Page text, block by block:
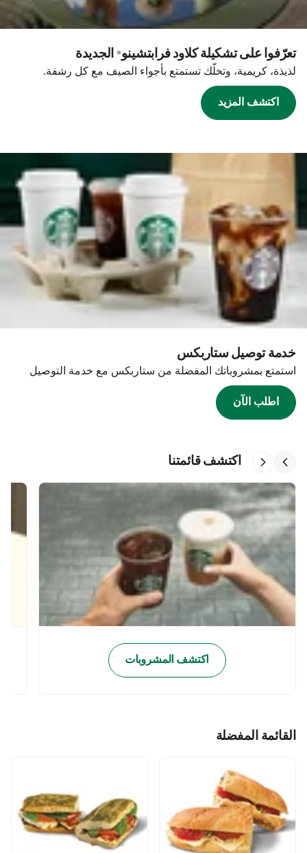
تعرّفوا على تشكيلة كلاود فرابتشينو® الجديدة
لذيذة، كريمية، وتخلّك تستمتع بأجواء الصيف مع كل رشفة.
اكتشف المزيد
خدمة توصيل ستاربكس
استمتع بمشروباتك المفضلة من ستاربكس مع خدمة التوصيل
اطلب الآن
اكتشف قائمتنا
اكتشف المشروبات
القائمة المفضلة